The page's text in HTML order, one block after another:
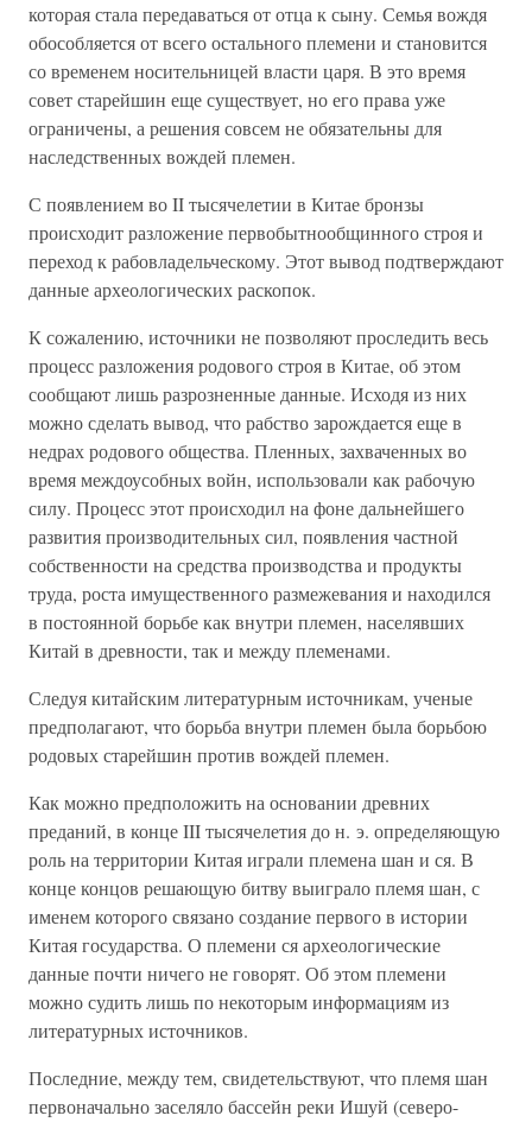
которая стала передаваться от отца к сыну. Семья вождя
обособляется от всего остального племени и становится
со временем носительницей власти царя. В это время
совет старейшин еще существует, но его права уже
ограничены, а решения совсем не обязательны для
наследственных вождей племен.
С появлением во II тысячелетии в Китае бронзы
происходит разложение первобытнообщинного строя и
переход к рабовладельческому. Этот вывод подтверждают
данные археологических раскопок.
К сожалению, источники не позволяют проследить весь
процесс разложения родового строя в Китае, об этом
сообщают лишь разрозненные данные. Исходя из них
можно сделать вывод, что рабство зарождается еще в
недрах родового общества. Пленных, захваченных во
время междоусобных войн, использовали как рабочую
силу. Процесс этот происходил на фоне дальнейшего
развития производительных сил, появления частной
собственности на средства производства и продукты
труда, роста имущественного размежевания и находился
в постоянной борьбе как внутри племен, населявших
Китай в древности, так и между племенами.
Следуя китайским литературным источникам, ученые
предполагают, что борьба внутри племен была борьбою
родовых старейшин против вождей племен.
Как можно предположить на основании древних
преданий, в конце III тысячелетия до н. э. определяющую
роль на территории Китая играли племена шан и ся. В
конце концов решающую битву выиграло племя шан, с
именем которого связано создание первого в истории
Китая государства. О племени ся археологические
данные почти ничего не говорят. Об этом племени
можно судить лишь по некоторым информациям из
литературных источников.
Последние, между тем, свидетельствуют, что племя шан
первоначально заселяло бассейн реки Ишуй (северо-